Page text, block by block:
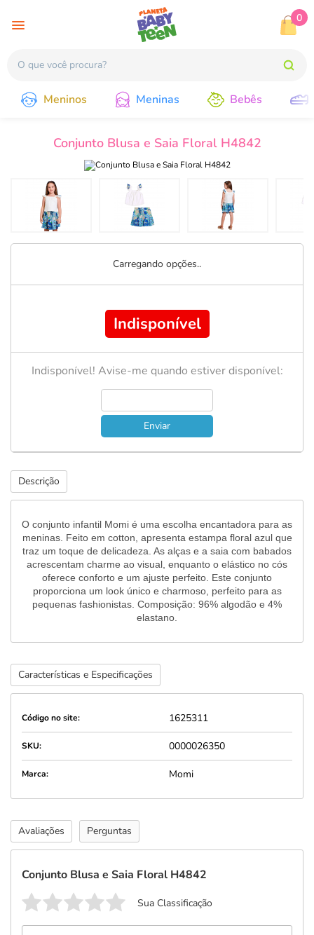
0
Meninos Meninas Bebês
Conjunto Blusa e Saia Floral H4842
Carregando opções..
Indisponível
Indisponível! Avise-me quando estiver disponível:
Enviar
Descrição
O conjunto infantil Momi é uma escolha encantadora para as
meninas. Feito em cotton, apresenta estampa floral azul que
traz um toque de delicadeza. As alças e a saia com babados
acrescentam charme ao visual, enquanto o elástico no cós
oferece conforto e um ajuste perfeito. Este conjunto
proporciona um look único e charmoso, perfeito para as
pequenas fashionistas. Composição: 96% algodão e 4%
elastano.
Características e Especificações
Código no site: 1625311
SKU: 0000026350
Marca: Momi
Avaliações Perguntas
Conjunto Blusa e Saia Floral H4842
Sua Classificação